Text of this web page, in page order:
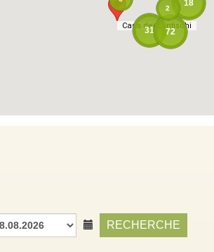
Casa dei Lentischi
31
18
72
Casa dei Lentischi
2
RECHERCHE